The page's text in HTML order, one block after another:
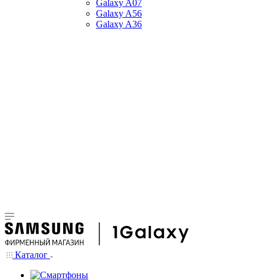
Galaxy A07
Galaxy A56
Galaxy A36
Каталог